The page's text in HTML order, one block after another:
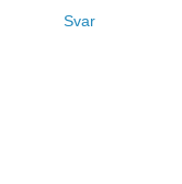
Svar